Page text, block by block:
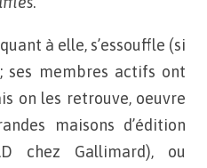
à elle, s’essouffle (si
ses membres actifs ont
on les retrouve, oeuvre
maisons d’édition
chez Gallimard), ou